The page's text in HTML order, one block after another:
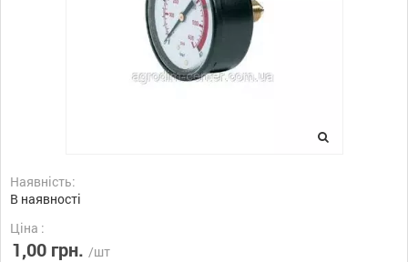
Наявність:
В наявності
Ціна :
1,00 грн. /шт